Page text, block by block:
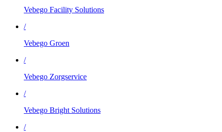
Vebego Facility Solutions
/
Vebego Groen
/
Vebego Zorgservice
/
Vebego Bright Solutions
/